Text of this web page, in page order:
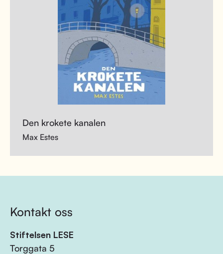
Den krokete kanalen
Max Estes
Kontakt oss
Stiftelsen LESE
Torggata 5